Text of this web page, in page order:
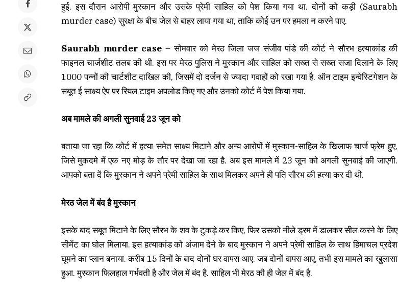
हुई. इस दौरान आरोपी मुस्कान और उसके प्रेमी साहिल को पेश किया गया था. दोनों को कड़ी (Saurabh
murder case) सुरक्षा के बीच जेल से बाहर लाया गया था, ताकि कोई उन पर हमला न करने पाए.
Saurabh murder case– सोमवार को मेरठ जिला जज संजीव पांडे की कोर्ट ने सौरभ हत्याकांड की
फाइनल चार्जशीट तलब की थी. इस पर मेरठ पुलिस ने मुस्कान और साहिल को सख्त से सख्त सजा दिलाने के लिए
1000 पन्नों की चार्टशीट दाखिल की, जिसमें दो दर्जन से ज्यादा गवाहों को रखा गया है. ऑन टाइम इन्वेस्टिगेशन के
सबूत ई साक्ष्य ऐप पर रियल टाइम अपलोड किए गए और उनको कोर्ट में पेश किया गया.
अब मामले की अगली सुनवाई 23 जून को
बताया जा रहा कि कोर्ट में हत्या समेत साक्ष्य मिटाने और अन्य आरोपों में मुस्कान-साहिल के खिलाफ चार्ज फ्रेम हुए,
जिसे मुकदमे में एक नए मोड़ के तौर पर देखा जा रहा है. अब इस मामले में 23 जून को अगली सुनवाई की जाएगी.
आपको बता दें कि मुस्कान ने अपने प्रेमी साहिल के साथ मिलकर अपने ही पति सौरभ की हत्या कर दी थी.
मेरठ जेल में बंद है मुस्कान
इसके बाद सबूत मिटाने के लिए सौरभ के शव के टुकड़े कर किए, फिर उसको नीले ड्रम में डालकर सील करने के लिए
सीमेंट का घोल मिलाया. इस हत्याकांड को अंजाम देने के बाद मुस्कान ने अपने प्रेमी साहिल के साथ हिमाचल प्रदेश
घूमने का प्लान बनाया. करीब 15 दिनों के बाद दोनों घर वापस आए. जब दोनों वापस आए, तभी इस मामले का खुलासा
हुआ. मुस्कान फिलहाल गर्भवती है और जेल में बंद है. साहिल भी मेरठ की ही जेल में बंद है.